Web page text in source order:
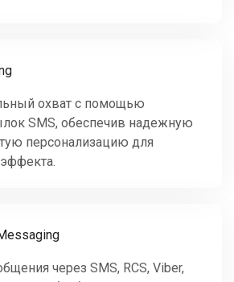
охват с помощью
SMS, обеспечив надежную
персонализацию для
через SMS, RCS, Viber,